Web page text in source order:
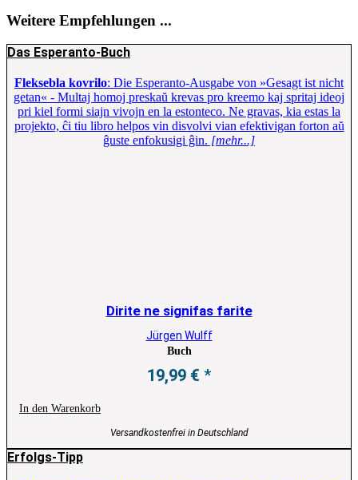
Weitere Empfehlungen ...
Das Esperanto-Buch
Fleksebla kovrilo: Die Esperanto-Ausgabe von »Gesagt ist nicht
getan« - Multaj homoj preskaŭ krevas pro kreemo kaj spritaj ideoj
pri kiel formi siajn vivojn en la estonteco. Ne gravas, kia estas la
projekto, ĉi tiu libro helpos vin disvolvi vian efektivigan forton aŭ
ĝuste enfokusigi ĝin. [mehr...]
Dirite ne signifas farite
Jürgen Wulff
Buch
19,99 €
In den Warenkorb
Versandkostenfrei in Deutschland
Erfolgs-Tipp